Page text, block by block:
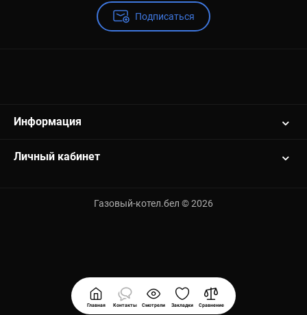
Главная Контакты Смотрели Закладки Сравнение
Подписаться
Информация
Личный кабинет
Газовый-котел.бел © 2026